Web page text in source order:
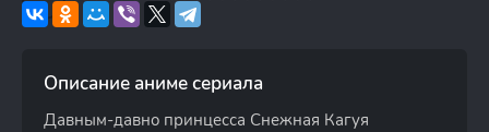
Описание аниме сериала
Давным-давно принцесса Снежная Кагуя